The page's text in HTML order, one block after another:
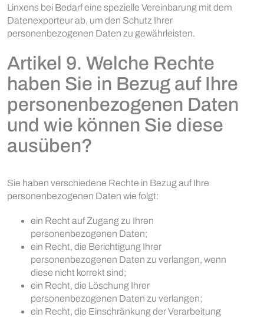
Linxens bei Bedarf eine spezielle Vereinbarung mit dem
Datenexporteur ab, um den Schutz Ihrer
personenbezogenen Daten zu gewährleisten.
Artikel 9. Welche Rechte
haben Sie in Bezug auf Ihre
personenbezogenen Daten
und wie können Sie diese
ausüben?
Sie haben verschiedene Rechte in Bezug auf Ihre
personenbezogenen Daten wie folgt:
ein Recht auf Zugang zu Ihren
personenbezogenen Daten;
ein Recht, die Berichtigung Ihrer
personenbezogenen Daten zu verlangen, wenn
diese nicht korrekt sind;
ein Recht, die Löschung Ihrer
personenbezogenen Daten zu verlangen;
ein Recht, die Einschränkung der Verarbeitung